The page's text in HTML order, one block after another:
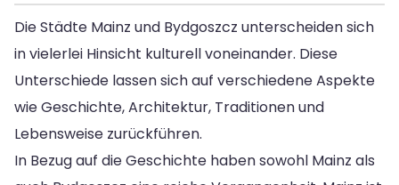
Die Städte Mainz und Bydgoszcz unterscheiden sich
in vielerlei Hinsicht kulturell voneinander. Diese
Unterschiede lassen sich auf verschiedene Aspekte
wie Geschichte, Architektur, Traditionen und
Lebensweise zurückführen.
In Bezug auf die Geschichte haben sowohl Mainz als